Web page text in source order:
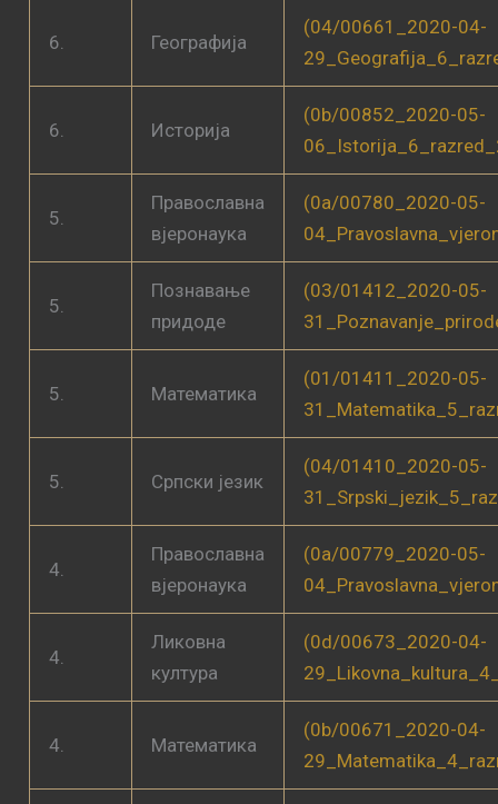
6. Географија
(04/00661_2020-04-
6. Историја
(0b/00852_2020-05-
5.
Православна
вјеронаука
(0a/00780_2020-05-
5.
Познавање
придоде
(03/01412_2020-05-
5. Математика
(01/01411_2020-05-
5. Српски језик
(04/01410_2020-05-
4.
Православна
вјеронаука
(0a/00779_2020-05-
4.
Ликовна
култура
(0d/00673_2020-04-
4. Математика
(0b/00671_2020-04-